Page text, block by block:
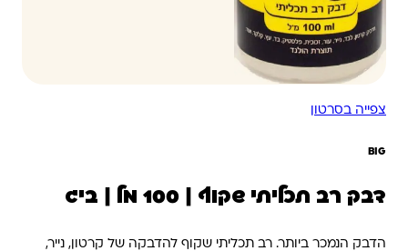
צפייה בסרטון
BIG
דבק רב תכליתי שקוף | 100 מל | ביג
הדבק הנמכר ביותר. רב תכליתי שקוף להדבקה של קרטון, נייר,